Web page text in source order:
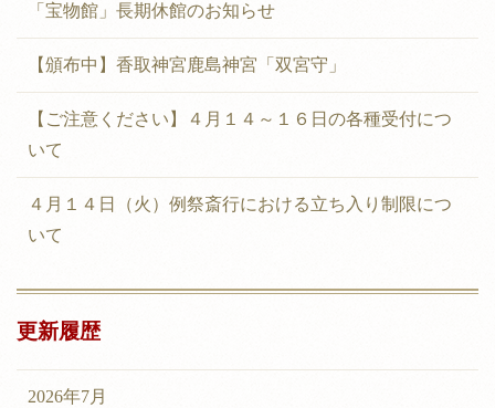
「宝物館」長期休館のお知らせ
【頒布中】香取神宮鹿島神宮「双宮守」
【ご注意ください】４月１４～１６日の各種受付につ
いて
４月１４日（火）例祭斎行における立ち入り制限につ
いて
更新履歴
2026年7月